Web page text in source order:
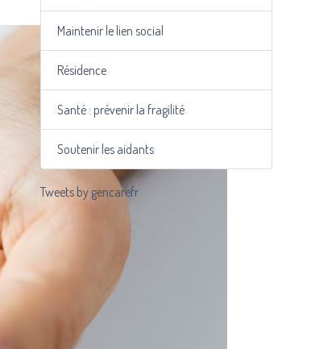
Maintenir le lien social
Résidence
Santé : prévenir la fragilité
Soutenir les aidants
Tweets by gencarefr